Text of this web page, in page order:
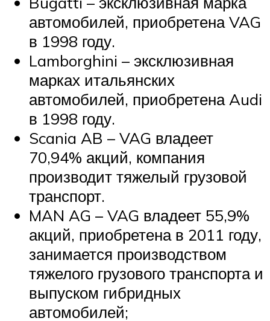
автомобилей, приобретена VAG
в 1998 году.
Lamborghini – эксклюзивная
марках итальянских
автомобилей, приобретена Audi
в 1998 году.
Scania AB – VAG владеет
70,94% акций, компания
производит тяжелый грузовой
транспорт.
MAN AG – VAG владеет 55,9%
акций, приобретена в 2011 году,
занимается производством
тяжелого грузового транспорта и
выпуском гибридных
автомобилей;